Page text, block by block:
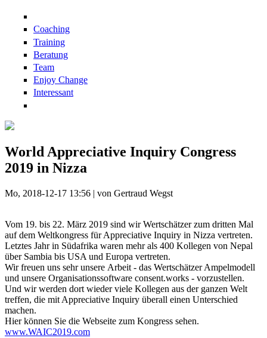
Direkt zum Inhalt
Coaching
Training
Beratung
Team
Enjoy Change
Interessant
World Appreciative Inquiry Congress
2019 in Nizza
Mo, 2018-12-17 13:56 | von Gertraud Wegst
Vom 19. bis 22. März 2019 sind wir Wertschätzer zum dritten Mal
auf dem Weltkongress für Appreciative Inquiry in Nizza vertreten.
Letztes Jahr in Südafrika waren mehr als 400 Kollegen von Nepal
über Sambia bis USA und Europa vertreten.
Wir freuen uns sehr unsere Arbeit - das Wertschätzer Ampelmodell
und unsere Organisationssoftware consent.works - vorzustellen.
Und wir werden dort wieder viele Kollegen aus der ganzen Welt
treffen, die mit Appreciative Inquiry überall einen Unterschied
machen.
Hier können Sie die Webseite zum Kongress sehen.
www.WAIC2019.com